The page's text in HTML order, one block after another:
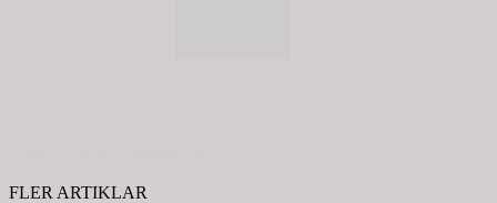
FLER ARTIKLAR